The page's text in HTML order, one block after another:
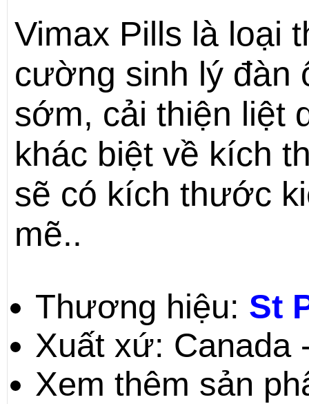
Vimax Pills là loại
cường sinh lý đàn
sớm, cải thiện liệt
khác biệt về kích
sẽ có kích thước
mẽ..
Thương hiệu: St
Xuất xứ: Canada
Xem thêm sản